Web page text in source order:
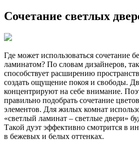
Сочетание светлых
Где может использоваться сочетание
ламинатом? По словам дизайнеров,
способствует расширению
создать ощущение покоя и свободы.
концентрируют на себе внимание.
правильно подобрать сочетание
элементов. Для жилых комнат
«светлый ламинат – светлые двери»
Такой дуэт эффективно смотрится в
в бежевых и белых оттенках.